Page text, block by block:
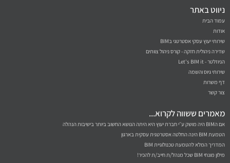
ניווט באתר
עמוד הבית
אודות
שירותי יעוץ עסקי אסטרטגי בBIM
שדירה ניהולית חזקה - קורס ניהול צוותים
הניוזלטר - Let's BIM it
שירותי גיוס והשמה
דף משרות
צור קשר
מאמרים ששווה לקרוא...
אם הBIM היה מושק ע״י חברת יעוץ היא היתה הנושא החשוב ביותר בישיבות הנהלה
הטמעת BIM הינה החלטה אסטרטגית עסקית בארגון
המדריך המלא להטמעת טכנולוגיית BIM
מילון מונחי BIM שכל מנהל/ת חייב/ת להכיר!